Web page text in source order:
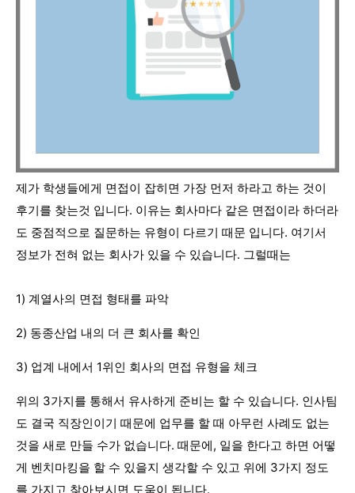
제가 학생들에게 면접이 잡히면 가장 먼저 하라고 하는 것이
후기를 찾는것 입니다. 이유는 회사마다 같은 면접이라 하더라
도 중점적으로 질문하는 유형이 다르기 때문 입니다. 여기서
정보가 전혀 없는 회사가 있을 수 있습니다. 그럴때는
1) 계열사의 면접 형태를 파악
2) 동종산업 내의 더 큰 회사를 확인
3) 업계 내에서 1위인 회사의 면접 유형을 체크
위의 3가지를 통해서 유사하게 준비는 할 수 있습니다. 인사팀
도 결국 직장인이기 때문에 업무를 할 때 아무런 사례도 없는
것을 새로 만들 수가 없습니다. 때문에, 일을 한다고 하면 어떻
게 벤치마킹을 할 수 있을지 생각할 수 있고 위에 3가지 정도
를 가지고 찾아보시면 도움이 됩니다.